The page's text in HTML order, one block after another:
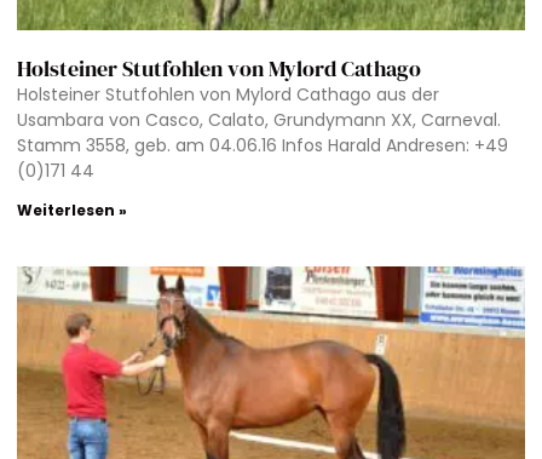
Holsteiner Stutfohlen von Mylord Cathago
Holsteiner Stutfohlen von Mylord Cathago aus der
Usambara von Casco, Calato, Grundymann XX, Carneval.
Stamm 3558, geb. am 04.06.16 Infos Harald Andresen: +49
(0)171 44
Weiterlesen »